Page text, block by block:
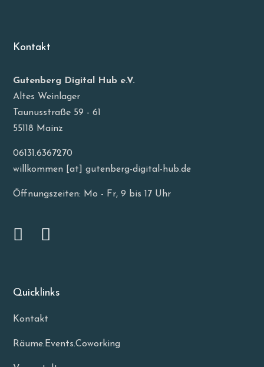
Kontakt
Gutenberg Digital Hub e.V.
Altes Weinlager
Taunusstraße 59 - 61
55118 Mainz
06131.6367270
willkommen [at] gutenberg-digital-hub.de
Öffnungszeiten: Mo - Fr, 9 bis 17 Uhr
Quicklinks
Kontakt
Räume.Events.Coworking